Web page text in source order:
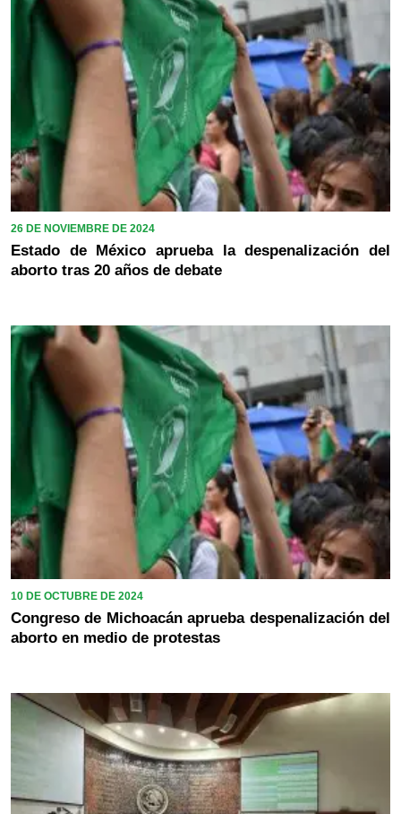
26 DE NOVIEMBRE DE 2024
Estado de México aprueba la despenalización del
aborto tras 20 años de debate
10 DE OCTUBRE DE 2024
Congreso de Michoacán aprueba despenalización del
aborto en medio de protestas